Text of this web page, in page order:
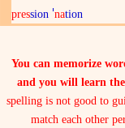
pression nation
You can memorize
and you will learn
spelling is not good to
match each other